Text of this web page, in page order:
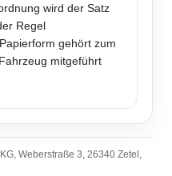
wird der Satz
Regel
gehört zum
mitgeführt
Weberstraße 3, 26340 Zetel,